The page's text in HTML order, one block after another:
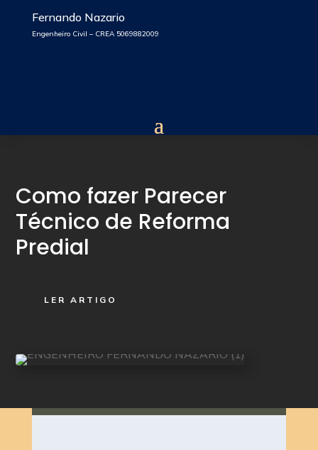
Fernando Nazario
Engenheiro Civil – CREA 5069882009
Como fazer Parecer
Técnico de Reforma
Predial
LER ARTIGO